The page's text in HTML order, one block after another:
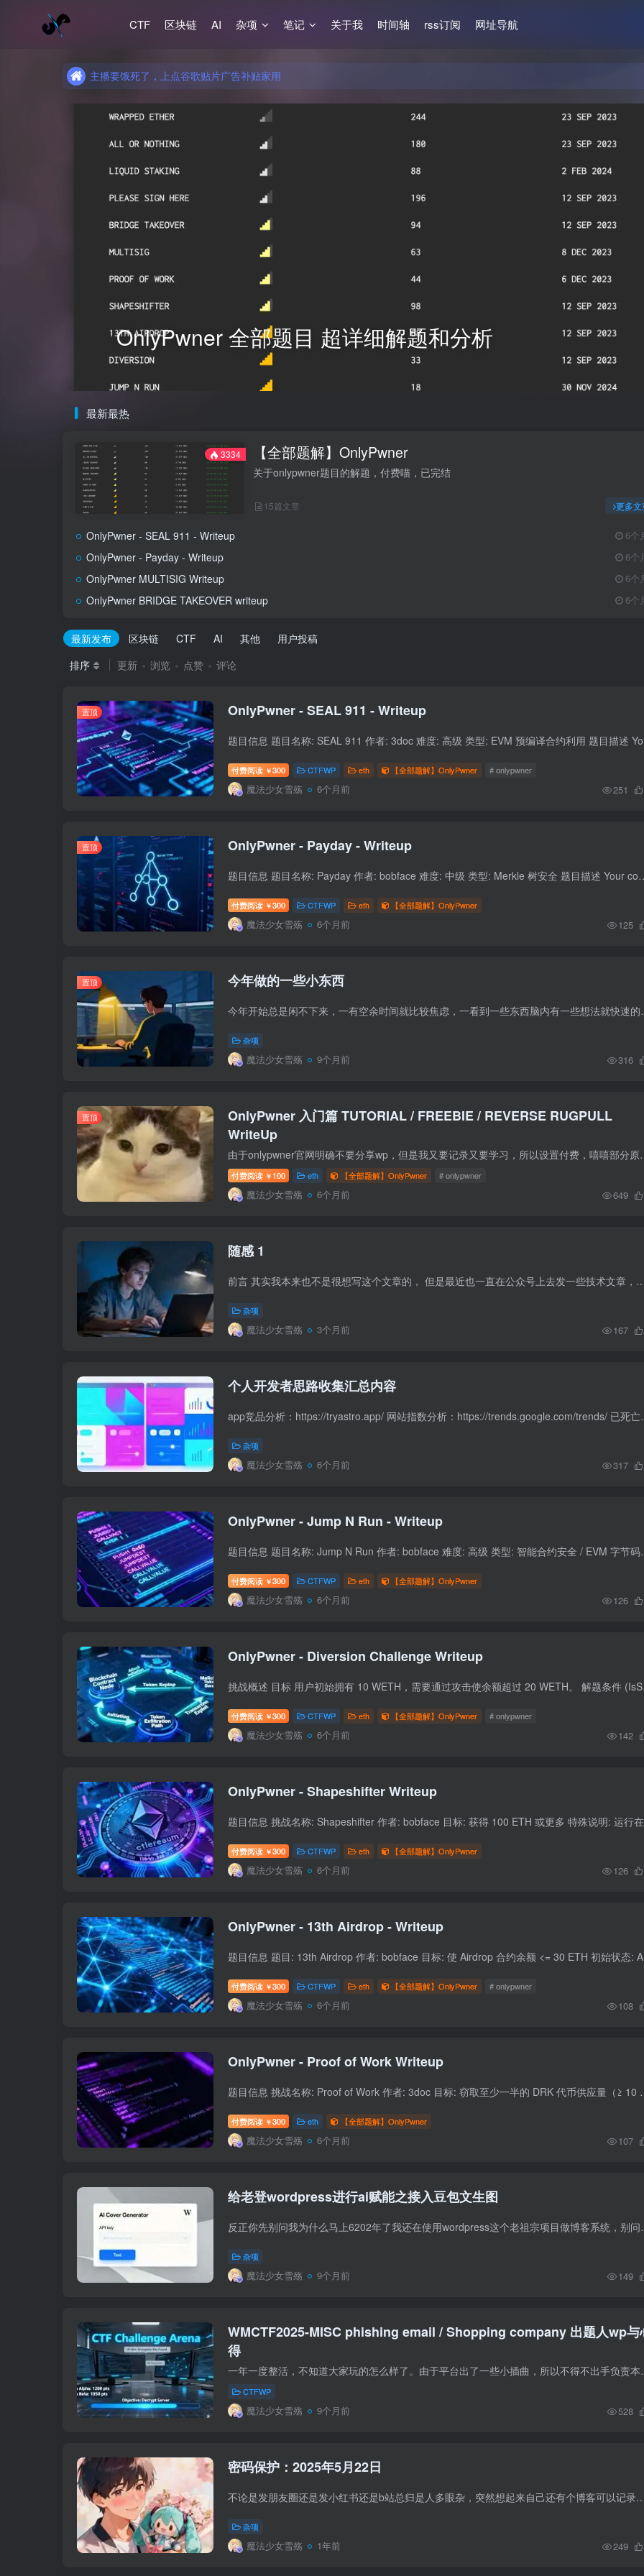
CTF 区块链 AI 杂项 笔记 关于我 时间轴 rss订阅 网址导航
主播要饿死了，上点谷歌贴片广告补贴家用
主播要饿死了，上点谷歌贴片广告补贴家用
OnlyPwner 全部题目 超详细解题和分析
最新最热
3334 【全部题解】OnlyPwner
关于onlypwner题目的解题，付费喵，已完结
15篇文章 更多文
OnlyPwner - SEAL 911 - Writeup 6个
OnlyPwner - Payday - Writeup 6个
OnlyPwner MULTISIG Writeup 6个
OnlyPwner BRIDGE TAKEOVER writeup 6个
最新发布 区块链 CTF AI 其他
用户投稿
排序
更新 浏览 点赞 评论
置顶 OnlyPwner - SEAL 911 - Writeup
付费阅读 ￥300 CTFWP eth 【全部题解】OnlyPwner # onlypwner
魔法少女雪殇 6个月前 251
置顶 OnlyPwner - Payday - Writeup
题目信息 题目名称: Payday 作者: bobface 难度: 中级 类型:
付费阅读 ￥300 CTFWP eth 【全部题解】OnlyPwner
魔法少女雪殇 6个月前 125
置顶 今年做的一些小东西
今年开始总是闲不下来，一有空余时间
杂项
魔法少女雪殇 9个月前 316
置顶
OnlyPwner 入门篇 TUTORIAL / FREEBIE / REVERSE RUGPULL
WriteUp
由于onlypwner官网明确不要分享wp，但是我又要
付费阅读 ￥ 100 eth 【全部题解】OnlyPwner # onlypwner
魔法少女雪殇 6个月前 649
随感 1
前言 其实我本来也不是很想写这个文章的， 但是最近也一直在公众号上去发一些技术文章，博客上也疏忽了，后面博客更多的是用来发自己的感想，思考。 公众号二维码，可以扫码关注 正文 自从19年...
杂项
魔法少女雪殇 3个月前 167
个人开发者思路收集汇总内容
app竞品分析：https://
杂项
魔法少女雪殇 6个月前 317
OnlyPwner - Jump N Run - Writeup
题目信息 题目名称: Jump N Run 作
付费阅读 ￥300 CTFWP eth 【全部题解】OnlyPwner
魔法少女雪殇 6个月前 126
OnlyPwner - Diversion Challenge Writeup
付费阅读 ￥300 CTFWP eth 【全部题解】OnlyPwner # onlypwner
魔法少女雪殇 6个月前 142
OnlyPwner - Shapeshifter Writeup
付费阅读 ￥300 CTFWP eth 【全部题解】OnlyPwner
魔法少女雪殇 6个月前 126
OnlyPwner - 13th Airdrop - Writeup
付费阅读 ￥300 CTFWP eth 【全部题解】OnlyPwner # onlypwner
魔法少女雪殇 6个月前 108
OnlyPwner - Proof of Work Writeup
题目信息 挑战名称: Proof of Work 作者: 3doc
付费阅读 ￥300 eth 【全部题解】OnlyPwner
魔法少女雪殇 6个月前 107
给老登wordpress进行ai赋能之接入豆包文生图
反正你先别问我为什么马上6202年了我
杂项
魔法少女雪殇 9个月前 149
WMCTF2025-MISC phishing email / Shopping company 出题人wp与
得
一年一度整活，不知道大家玩的怎么样了
CTFWP
魔法少女雪殇 9个月前 528
密码保护：2025年5月22日
不论是发朋友圈还是发小红书还是b站总归是人多眼杂，突然想起来自己还有个博客可以记录一下。 近期即将离职，这也是我在百度度过最爽的一个月了，终于能够做到一些想要去做的事情。计划离职后去...
杂项
魔法少女雪殇 1年前 249